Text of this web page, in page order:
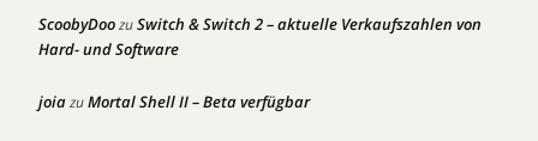
ScoobyDoozuSwitch & Switch 2 – aktuelle Verkaufszahlen von
Hard- und Software
joiazuMortal Shell II – Beta verfügbar